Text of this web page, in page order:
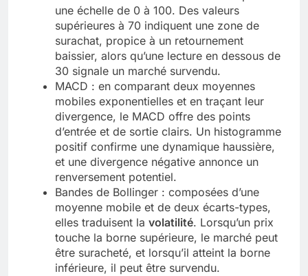
une échelle de 0 à 100. Des valeurs
supérieures à 70 indiquent une zone de
surachat, propice à un retournement
baissier, alors qu’une lecture en dessous de
30 signale un marché survendu.
MACD : en comparant deux moyennes
mobiles exponentielles et en traçant leur
divergence, le MACD offre des points
d’entrée et de sortie clairs. Un histogramme
positif confirme une dynamique haussière,
et une divergence négative annonce un
renversement potentiel.
Bandes de Bollinger : composées d’une
moyenne mobile et de deux écarts-types,
elles traduisent la volatilité. Lorsqu’un prix
touche la borne supérieure, le marché peut
être suracheté, et lorsqu’il atteint la borne
inférieure, il peut être survendu.